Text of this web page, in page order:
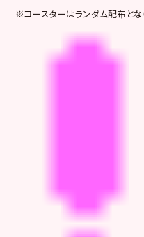
※コースターはランダム配布と